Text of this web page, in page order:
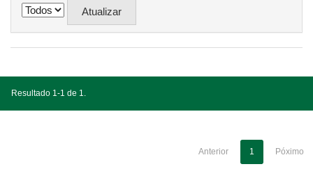
Resultado 1-1 de 1.
Anterior 1 Póximo